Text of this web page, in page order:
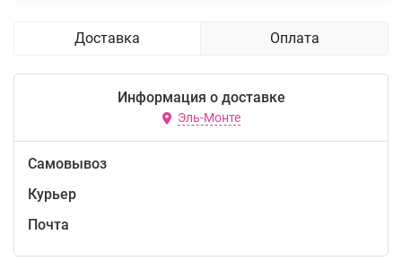
Доставка Оплата
Информация о доставке
Эль-Монте
Самовывоз
Курьер
Почта